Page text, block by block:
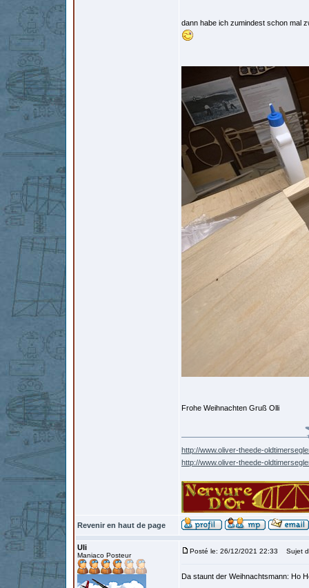
dann habe ich zumindest schon mal
Frohe Weihnachten Gruß Olli
http://www.oliver-theede-
http://www.oliver-theede-
Revenir en haut de page
Uli
Maniaco Posteur
Posté le: 26/12/2021 22:33 Sujet
Da staunt der Weihnachtsmann: Ho